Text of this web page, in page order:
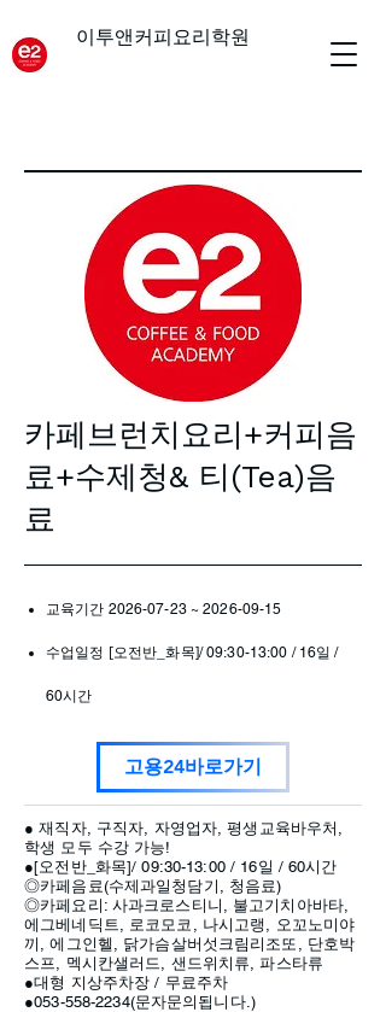
이투앤커피요리학원
카페브런치요리+커피음
료+수제청& 티(Tea)음
료
교육기간 2026-07-23~2026-09-15
​수업일정 [오전반_화목]/ 09:30-13:00 / 16일 /
60시간
고용24바로가기
● 재직자, 구직자, 자영업자, 평생교육바우처,
학생 모두 수강 가능!
●[오전반_화목]/ 09:30-13:00 / 16일 / 60시간
◎카페음료(수제과일청담기, 청음료)
◎카페요리: 사과크로스티니, 불고기치아바타,
에그베네딕트, 로코모코, 나시고랭, 오꼬노미야
끼, 에그인헬, 닭가슴살버섯크림리조또, 단호박
스프, 멕시칸샐러드, 샌드위치류, 파스타류
●대형 지상주차장 / 무료주차
●053-558-2234(문자문의됩니다.)